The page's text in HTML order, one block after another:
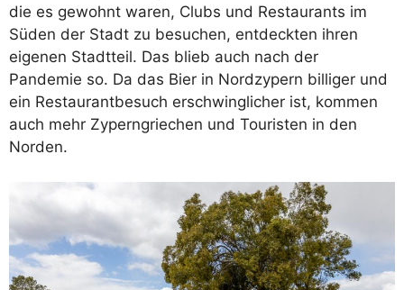
die es gewohnt waren, Clubs und Restaurants im
Süden der Stadt zu besuchen, entdeckten ihren
eigenen Stadtteil. Das blieb auch nach der
Pandemie so. Da das Bier in Nordzypern billiger und
ein Restaurantbesuch erschwinglicher ist, kommen
auch mehr Zyperngriechen und Touristen in den
Norden.